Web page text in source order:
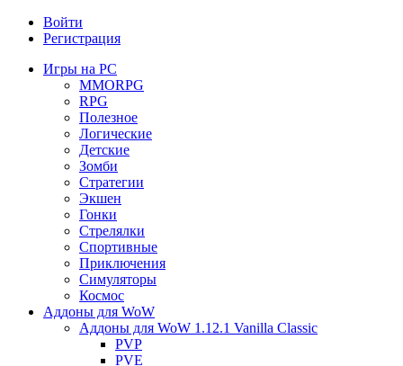
Войти
Регистрация
Игры на PC
MMORPG
RPG
Полезное
Логические
Детские
Зомби
Стратегии
Экшен
Гонки
Стрелялки
Спортивные
Приключения
Симуляторы
Космос
Аддоны для WoW
Аддоны для WoW 1.12.1 Vanilla Classic
PVP
PVE